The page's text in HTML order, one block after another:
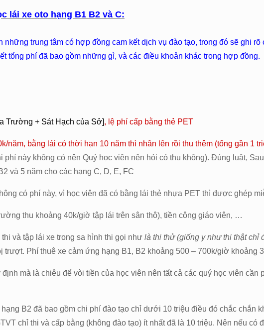
lái xe oto hạng B1 B2 và C:
trung tâm có hợp đồng cam kết dịch vụ đào tạo, trong đó sẽ ghi
tổng phí đã bao gồm những gì, và các điều khoản khác trong hợp đồng.
Trường + Sát Hạch của Sở], lệ phí cấp bằng thẻ PET
năm, bằng lái có thời hạn 10 năm thì nhân lên rồi thu thêm (tổng gần 1
này không có nên Quý học viên nên hỏi có thu không). Đúng luật,
và 5 năm cho các hạng C, D, E, FC
có phí này, vì học viên đã có bằng lái thẻ nhựa PET thì được ghép
thu khoảng 40k/giờ tập lái trên sân thô), tiền công giáo viên, …
và tập lái xe trong sa hình thi gọi như là thi thử (giống y như thi thật chỉ
Phí thuê xe cảm ứng hạng B1, B2 khoảng 500 – 700k/giờ khoảng
mà là chiêu để vòi tiền của học viên nên tất cả các quý học viên cần
B2 đã bao gồm chi phí đào tạo chỉ dưới 10 triệu điều đó chắc chắn
chỉ thi và cấp bằng (không đào tạo) ít nhất đã là 10 triệu. Nên nếu có